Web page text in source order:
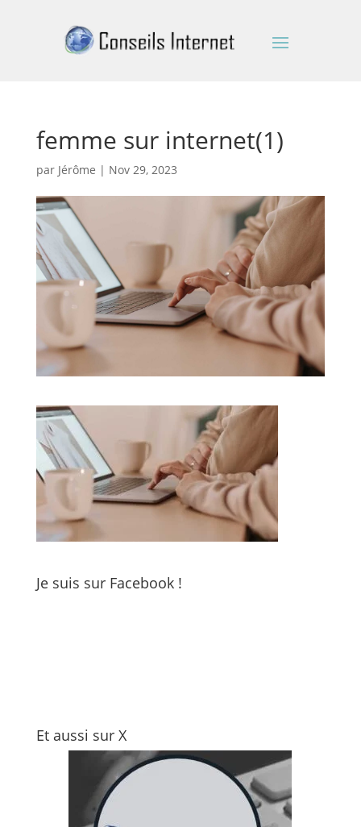
femme sur internet(1)
par Jérôme | Nov 29, 2023
Je suis sur Facebook !
Et aussi sur X